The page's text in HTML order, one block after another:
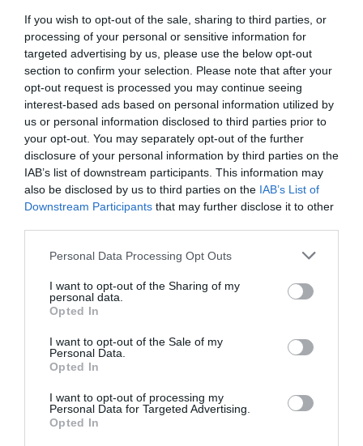
If you wish to opt-out of the sale, sharing to third parties, or
processing of your personal or sensitive information for
targeted advertising by us, please use the below opt-out
section to confirm your selection. Please note that after your
opt-out request is processed you may continue seeing
interest-based ads based on personal information utilized by
us or personal information disclosed to third parties prior to
your opt-out. You may separately opt-out of the further
disclosure of your personal information by third parties on the
IAB’s list of downstream participants. This information may
also be disclosed by us to third parties on the IAB’s List of
Downstream Participants that may further disclose it to other
Please note that this website/app uses one or more Google
not limited to your visit or usage behaviour. You may click to
grant or deny consent to Google and its third-party tags to
use your data for below specified purposes in below Google
consent section.
Personal Data Processing Opt Outs
I want to opt-out of the Sharing of my
personal data.
Opted In
I want to opt-out of the Sale of my
Personal Data.
Opted In
I want to opt-out of processing my
Personal Data for Targeted Advertising.
Opted In
Ακολουθήστε το Lykavitos.gr
στο Google News
και μάθετε πρώτοι όλες τις
ειδήσεις
Ροή ειδήσεων
Καύσωνας και ξηρασία απειλούν την Ευρώπη – Νέα θερμή
εισβολή σε Βρετανία, Γαλλία και Ισπανία
Βίντεο της ΕΛΑΣ με τον απεγκλωβισμό ηλικιωμένης στον
Κουβαρά ενώ οι φλόγες είχαν φτάσει στην αυλή της
Χανιά: Ναυαγοσώστης έδωσε μάχη με τα κύματα για να
ΠΑΣΟΚ: «Μόνο σαν αστείο ακούγεται η δήλωση του κ.
Στουρνάρας: Ευπρόσδεκτες οι ξένες τράπεζες να
συμμετέχουν στα ελληνικά τραπεζικά ιδρύματα